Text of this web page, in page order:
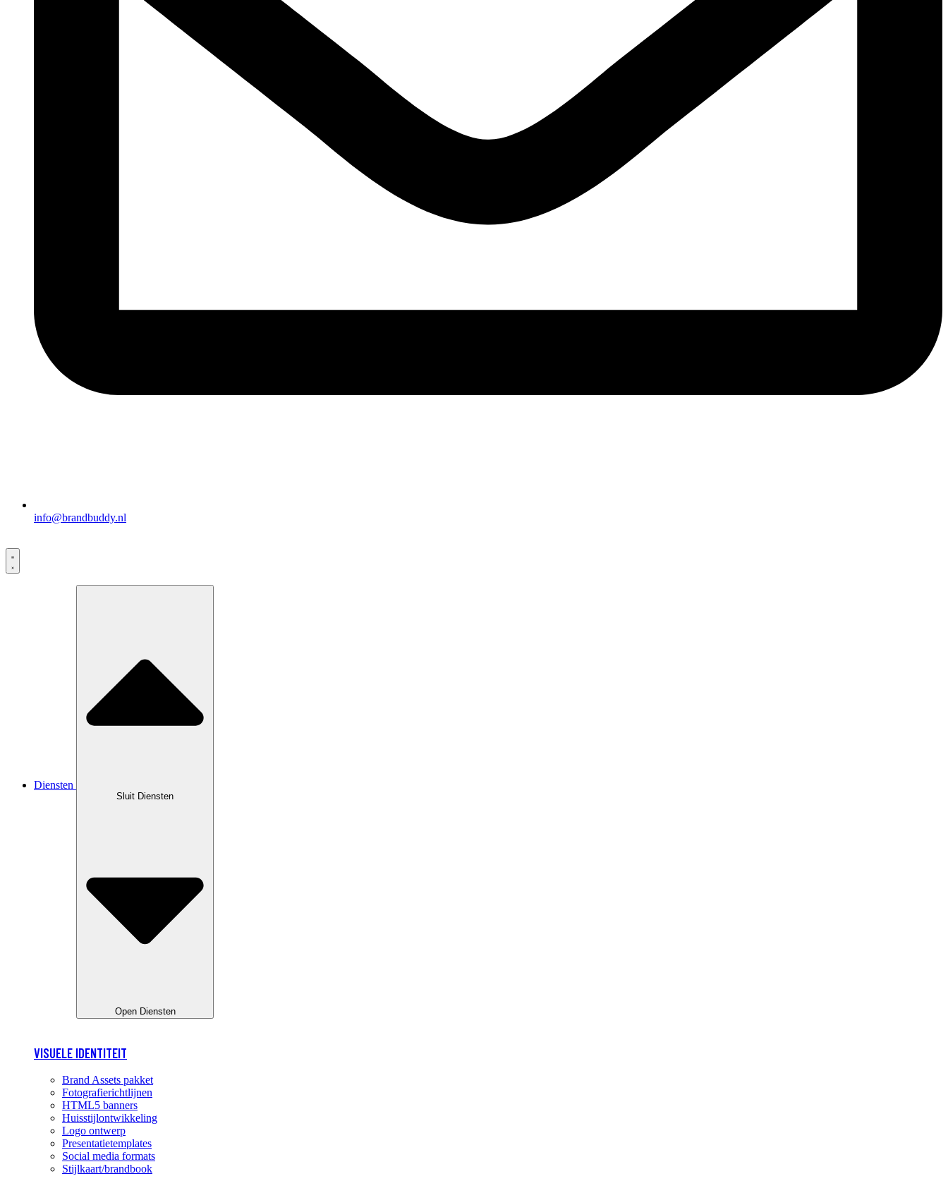
info@brandbuddy.nl
Diensten
Sluit Diensten
Open Diensten
VISUELE IDENTITEIT
Brand Assets pakket
Fotografierichtlijnen
HTML5 banners
Huisstijlontwikkeling
Logo ontwerp
Presentatietemplates
Social media formats
Stijlkaart/brandbook